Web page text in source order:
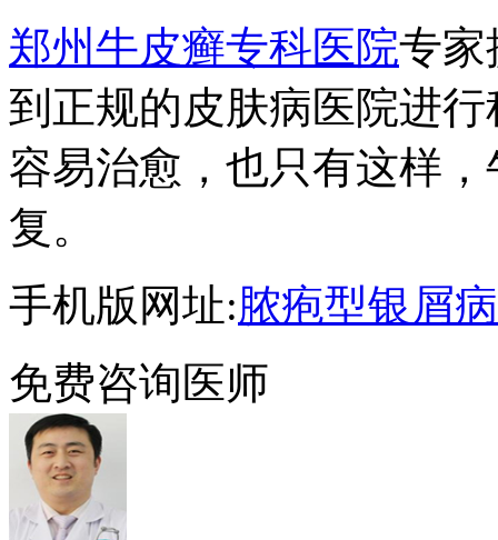
郑州牛皮癣专科医院专家
到正规的皮肤病医院进
容易治愈，也只有这样
复。
手机版网址:脓疱型银屑
免费咨询医师